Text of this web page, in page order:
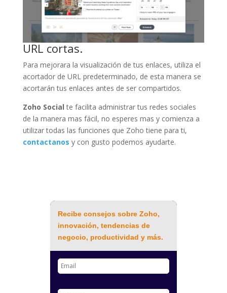
URL cortas.
Para mejorara la visualización de tus enlaces, utiliza el
acortador de URL predeterminado, de esta manera se
acortarán tus enlaces antes de ser compartidos.
Zoho Social te facilita administrar tus redes sociales
de la manera mas fácil, no esperes mas y comienza a
utilizar todas las funciones que Zoho tiene para ti,
contactanos y con gusto podemos ayudarte.
Recibe consejos sobre Zoho,
innovación, tendencias de
negocio, productividad y más.